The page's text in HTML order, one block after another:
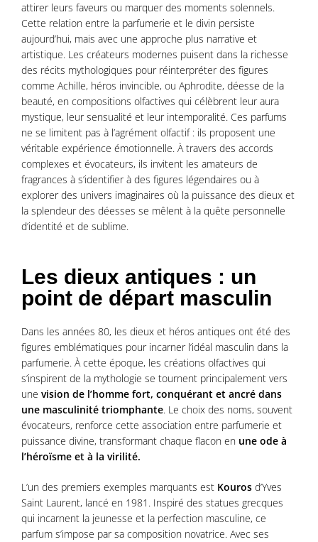
attirer leurs faveurs ou marquer des moments solennels.
Cette relation entre la parfumerie et le divin persiste
aujourd’hui, mais avec une approche plus narrative et
artistique. Les créateurs modernes puisent dans la richesse
des récits mythologiques pour réinterpréter des figures
comme Achille, héros invincible, ou Aphrodite, déesse de la
beauté, en compositions olfactives qui célèbrent leur aura
mystique, leur sensualité et leur intemporalité. Ces parfums
ne se limitent pas à l’agrément olfactif : ils proposent une
véritable expérience émotionnelle. À travers des accords
complexes et évocateurs, ils invitent les amateurs de
fragrances à s’identifier à des figures légendaires ou à
explorer des univers imaginaires où la puissance des dieux et
la splendeur des déesses se mêlent à la quête personnelle
d’identité et de sublime.
Les dieux antiques : un
point de départ masculin
Dans les années 80, les dieux et héros antiques ont été des
figures emblématiques pour incarner l’idéal masculin dans la
parfumerie. À cette époque, les créations olfactives qui
s’inspirent de la mythologie se tournent principalement vers
une vision de l’homme fort, conquérant et ancré dans
une masculinité triomphante. Le choix des noms, souvent
évocateurs, renforce cette association entre parfumerie et
puissance divine, transformant chaque flacon en une ode à
l’héroïsme et à la virilité.
L’un des premiers exemples marquants est Kouros d’Yves
Saint Laurent, lancé en 1981. Inspiré des statues grecques
qui incarnent la jeunesse et la perfection masculine, ce
parfum s’impose par sa composition novatrice. Avec ses